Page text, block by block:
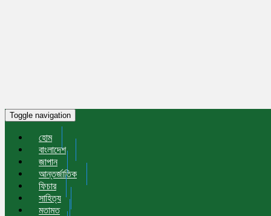
Toggle navigation
হোম
বাংলাদেশ
জাপান
আন্তর্জাতিক
ফিচার
সাহিত্য
মতামত